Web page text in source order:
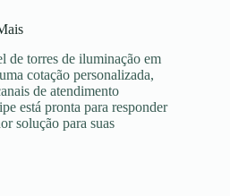
de torres de iluminação em
cotação personalizada,
de atendimento
está pronta para responder
solução para suas